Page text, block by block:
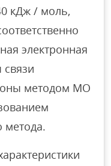
кДж / моль,
электронная
методом МО
метода.